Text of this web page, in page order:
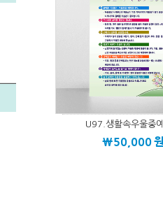
U97.생활속우울중
\50,000